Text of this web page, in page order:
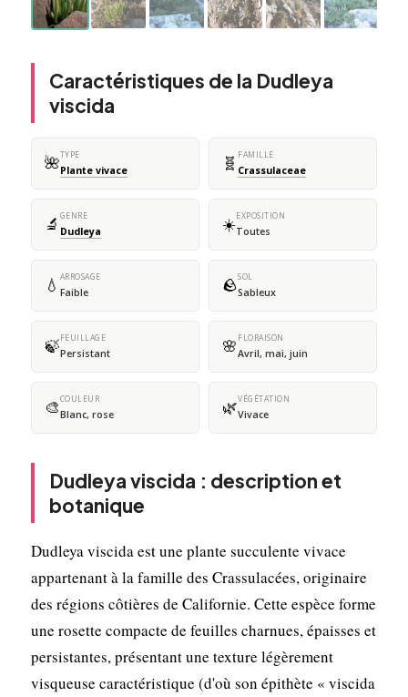
Caractéristiques de la Dudleya
viscida
🌺TYPE
Plante vivace 🧬 FAMILLE
Crassulaceae
🔬 GENRE
Dudleya ☀️EXPOSITION
Toutes
💧 ARROSAGE
Faible 🪨SOL
Sableux
🍃FEUILLAGE
Persistant 🌸 FLORAISON
Avril, mai, juin
🎨COULEUR
Blanc, rose 🌿VÉGÉTATION
Vivace
Dudleya viscida : description et
botanique
Dudleya viscida est une plante succulente vivace
appartenant à la famille des Crassulacées, originaire
des régions côtières de Californie. Cette espèce forme
une rosette compacte de feuilles charnues, épaisses et
persistantes, présentant une texture légèrement
visqueuse caractéristique (d'où son épithète « viscida